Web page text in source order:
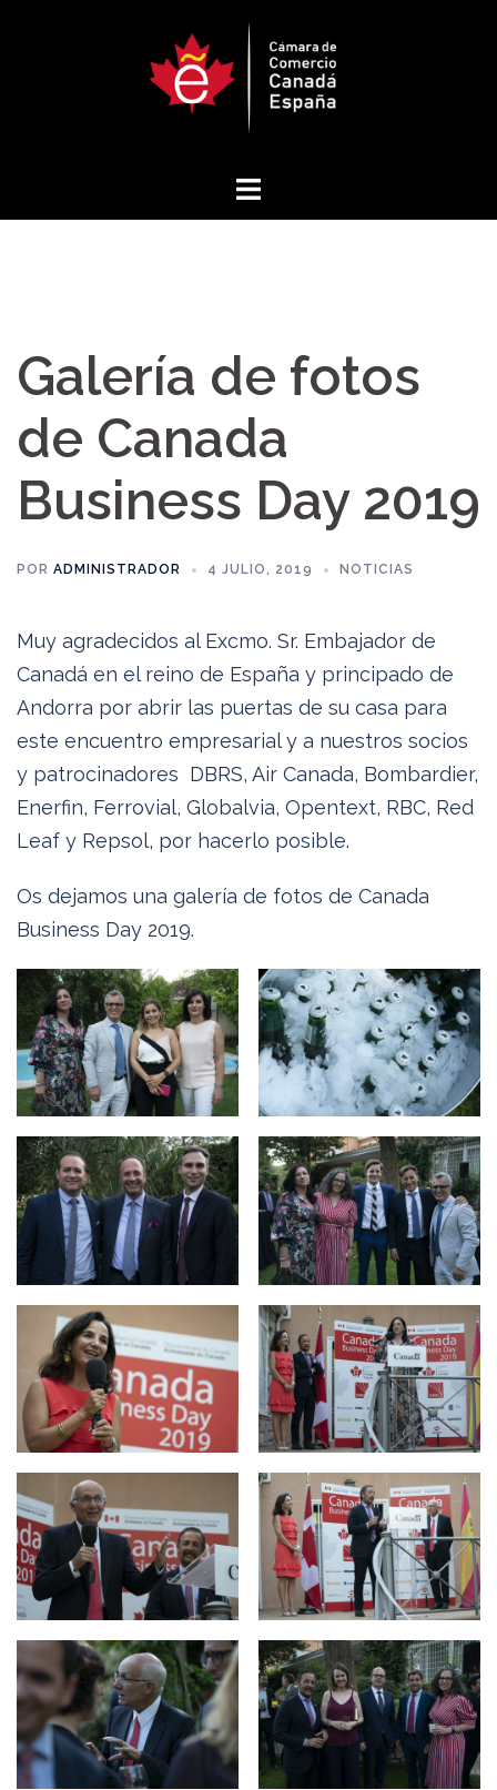
Galería de fotos
de Canada
Business Day 2019
POR ADMINISTRADOR 4 JULIO, 2019 NOTICIAS
Muy agradecidos al Excmo. Sr. Embajador de
Canadá en el reino de España y principado de
Andorra por abrir las puertas de su casa para
este encuentro empresarial y a nuestros socios
y patrocinadores DBRS, Air Canada, Bombardier,
Enerfin, Ferrovial, Globalvia, Opentext, RBC, Red
Leaf y Repsol, por hacerlo posible.
Os dejamos una galería de fotos de Canada
Business Day 2019.